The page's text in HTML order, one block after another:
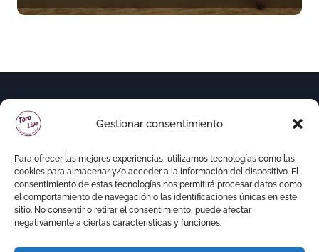
Gestionar consentimiento
Para ofrecer las mejores experiencias, utilizamos tecnologías como las
cookies para almacenar y/o acceder a la información del dispositivo. El
consentimiento de estas tecnologías nos permitirá procesar datos como
el comportamiento de navegación o las identificaciones únicas en este
sitio. No consentir o retirar el consentimiento, puede afectar
negativamente a ciertas características y funciones.
la Feria de Gor